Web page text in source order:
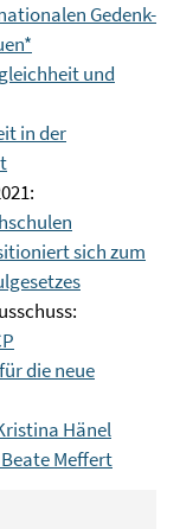
Gedenk-
und
in der
sich zum
die neue
Hänel
Meffert